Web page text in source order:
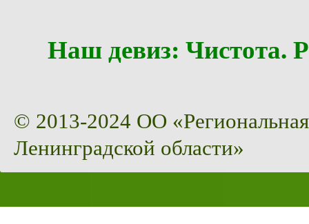
Наш девиз:
© 2013-2024 ОО
Ленинградской области»